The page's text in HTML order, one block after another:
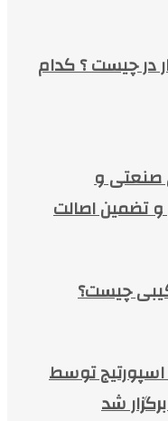
در چیست ؟ کدام
صنعتی و
و تضمین اصالت
چیست؟
توسط
شد